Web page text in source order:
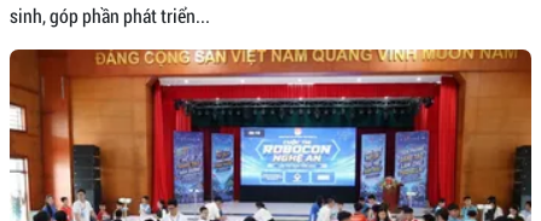
sinh, góp phần phát triển...